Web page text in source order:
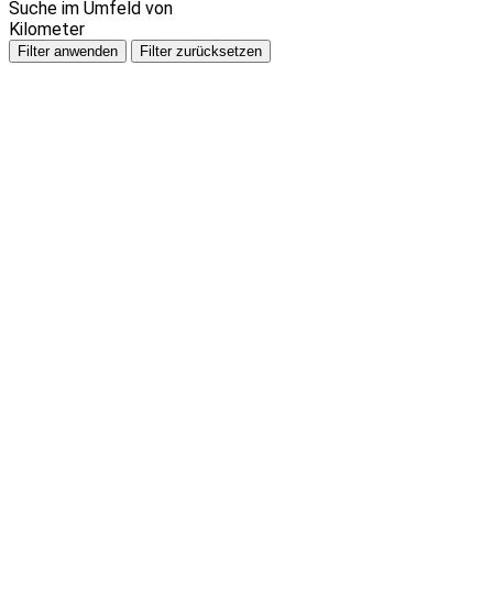
Suche im Umfeld von
Kilometer
Filter anwenden Filter zurücksetzen